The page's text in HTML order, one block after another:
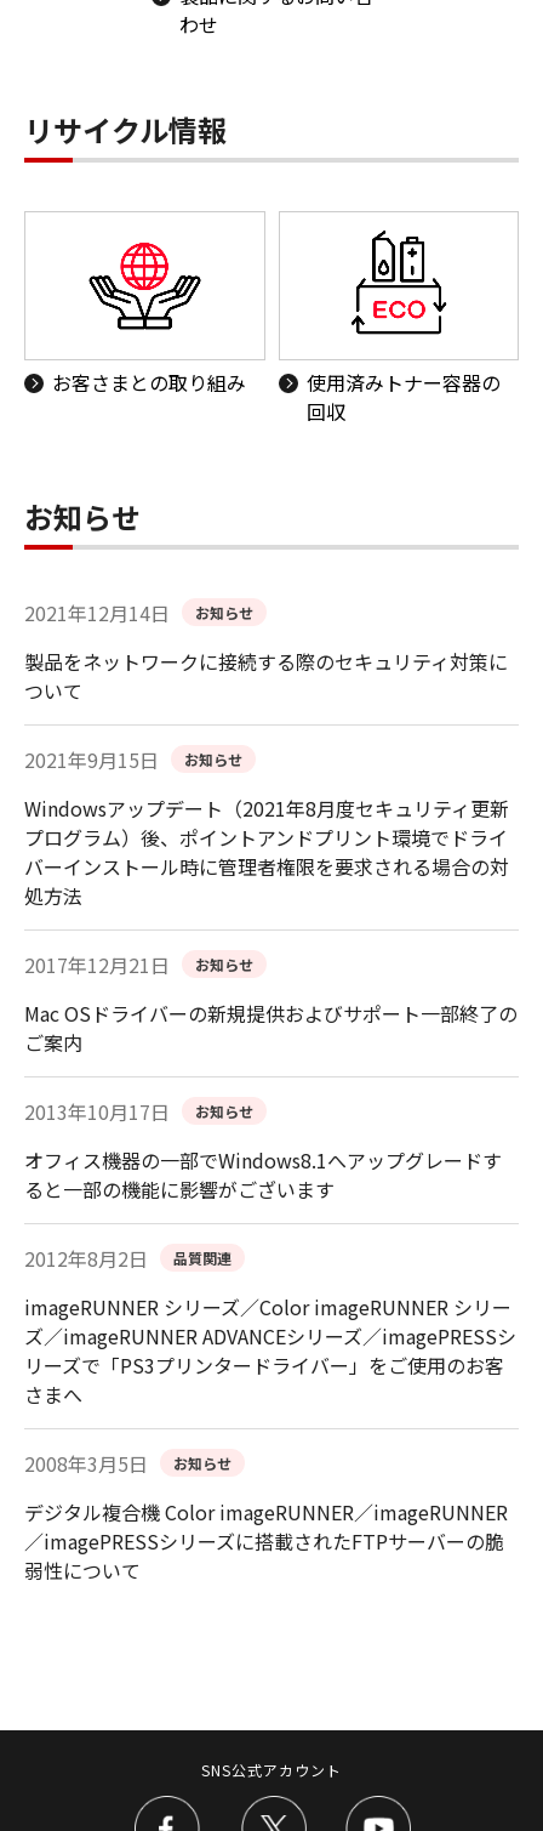
わせ
リサイクル情報
お客さまとの取り組み
使用済みトナー容器の
回収
お知らせ
2021年12月14日 お知らせ
製品をネットワークに接続する際のセキュリティ対策に
ついて
2021年9月15日 お知らせ
Windowsアップデート（2021年8月度セキュリティ更新
プログラム）後、ポイントアンドプリント環境でドライ
バーインストール時に管理者権限を要求される場合の対
処方法
2017年12月21日 お知らせ
Mac OSドライバーの新規提供およびサポート一部終了の
ご案内
2013年10月17日 お知らせ
オフィス機器の一部でWindows8.1へアップグレードす
ると一部の機能に影響がございます
2012年8月2日 品質関連
imageRUNNER シリーズ／Color imageRUNNER シリー
ズ／imageRUNNER ADVANCEシリーズ／imagePRESSシ
リーズで「PS3プリンタードライバー」をご使用のお客
さまへ
2008年3月5日 お知らせ
デジタル複合機 Color imageRUNNER／imageRUNNER
／imagePRESSシリーズに搭載されたFTPサーバーの脆
弱性について
SNS公式アカウント